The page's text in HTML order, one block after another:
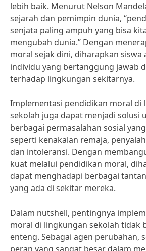
lebih baik. Menurut Nelson
sejarah dan pemimpin dunia,
senjata paling ampuh yang bisa
mengubah dunia.” Dengan
moral sejak dini, diharapkan siswa
individu yang bertanggung jawab
terhadap lingkungan sekitarnya.
Implementasi pendidikan moral di
sekolah juga dapat menjadi solusi
berbagai permasalahan sosial
seperti kenakalan remaja,
dan intoleransi. Dengan
kuat melalui pendidikan moral,
dapat menghadapi berbagai
yang ada di sekitar mereka.
Dalam nutshell, pentingnya
moral di lingkungan sekolah tidak
enteng. Sebagai agen perubahan,